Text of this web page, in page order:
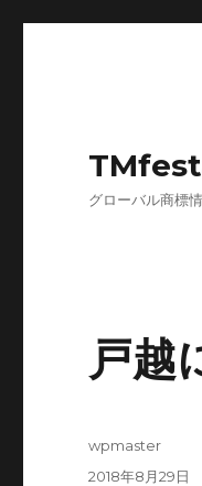
グローバル商標
戸越
投
wpmaster
投
2018年8月29日